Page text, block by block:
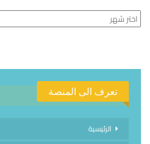
الأرشيف
تعرف الى المنصة
الرئيسية